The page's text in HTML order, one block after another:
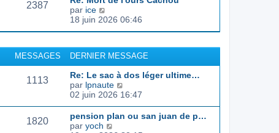
s
g
e
n
i
r
m
e
s
a
g
e
r
e
d
r
n
e
r
m
e
s
2387
par ice
o
u
t
e
r
l
e
d
e
18 juin 2026 06:46
MESSAGES DERNIER MESSAGE
1113
Re: Le sac à dos léger ultime…
par lpnaute
o
s
02 juin 2026 16:47
1820
pension plan ou san juan de p…
par yoch